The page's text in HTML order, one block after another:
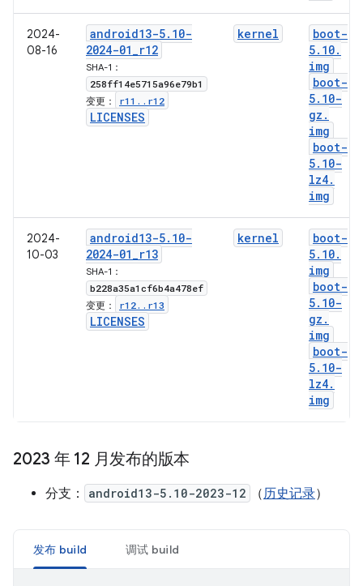
2024-
08-16
android13-5. 10-
2024-01_r12
SHA-1：
258ff14e5715a96e79b1
变更： r11 . . r12
LICENSES
kernel
boot-
5. 10.
img
boot-
5. 10-
gz .
img
boot-
5. 10-
lz4.
img
2024-
10-03
android13-5. 10-
2024-01_r13
SHA-1：
b228a35a1cf6b4a478ef
变更： r12. . r13
LICENSES
kernel
boot-
5. 10.
img
boot-
5. 10-
gz .
img
boot-
5. 10-
lz4.
img
2023 年 12 月发布的版本
分支： android13-5.10-2023-12 （历史记录）
发布 build 调试 build